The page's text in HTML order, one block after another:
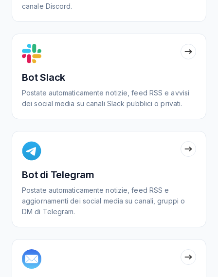
canale Discord.
Bot Slack
Postate automaticamente notizie, feed RSS e avvisi
dei social media su canali Slack pubblici o privati.
Bot di Telegram
Postate automaticamente notizie, feed RSS e
aggiornamenti dei social media su canali, gruppi o
DM di Telegram.